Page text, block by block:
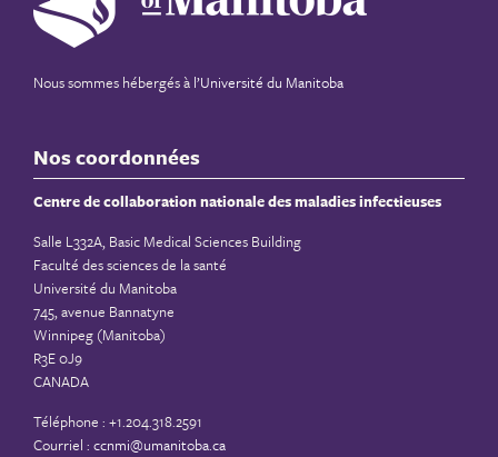
Nous sommes hébergés à l’Université du Manitoba
Nos coordonnées
Centre de collaboration nationale des maladies infectieuses
Salle L332A, Basic Medical Sciences Building
Faculté des sciences de la santé
Université du Manitoba
745, avenue Bannatyne
Winnipeg (Manitoba)
R3E 0J9
CANADA
Téléphone : +1.204.318.2591
Courriel : ccnmi@umanitoba.ca